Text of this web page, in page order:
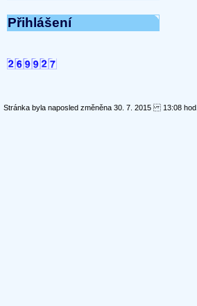
Přihlášení
Stránka byla naposled změněna 30. 7. 2015 13:08 hod.